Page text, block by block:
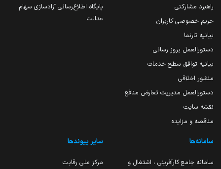
راهبرد مشارکتی
حریم خصوصی کاربران
بیانیه تارنما
دستورالعمل بروز رسانی
بیانیه توافق سطح خدمات
منشور اخلاقی
دستورالعمل مدیریت تعارض منافع
نقشه سایت
مناقصه و مزایده
پایگاه اطلاع‌رسانی آزادسازی سهام
عدالت
سامانه‌ها
سامانه جامع کارآفرینی ، اشتغال و
سایر پیوندها
مرکز ملی رقابت